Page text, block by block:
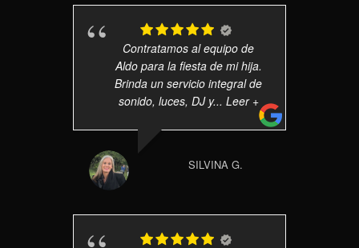
Contratamos al equipo de
Aldo para la fiesta de mi hija.
Brinda un servicio integral de
sonido, luces, DJ y... Leer +
SILVINA G.